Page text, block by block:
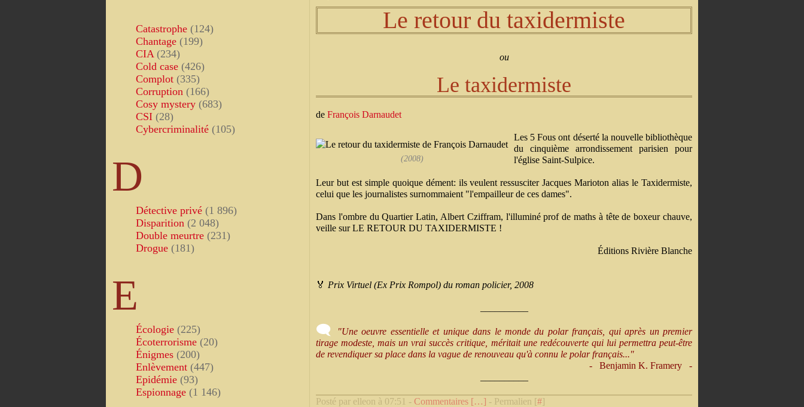
Catastrophe (124)
Chantage (199)
CIA (234)
Cold case (426)
Complot (335)
Corruption (166)
Cosy mystery (683)
CSI (28)
Cybercriminalité (105)
D
Détective privé (1 896)
Disparition (2 048)
Double meurtre (231)
Drogue (181)
E
Écologie (225)
Écoterrorisme (20)
Énigmes (200)
Enlèvement (447)
Epidémie (93)
Espionnage (1 146)
Le retour du taxidermiste
ou
Le taxidermiste
de François Darnaudet
(2008)
Les 5 Fous ont déserté la nouvelle bibliothèque
du cinquième arrondissement parisien pour
l'église Saint-Sulpice.
Leur but est simple quoique dément: ils veulent ressusciter Jacques Marioton alias le Taxidermiste,
celui que les journalistes surnommaient "l'empailleur de ces dames".
Dans l'ombre du Quartier Latin, Albert Cziffram, l'illuminé prof de maths à tête de boxeur chauve,
veille sur LE RETOUR DU TAXIDERMISTE !
Éditions Rivière Blanche
🏅 Prix Virtuel (Ex Prix Rompol) du roman policier, 2008
🗨
"Une oeuvre essentielle et unique dans le monde du polar français, qui après un premier
tirage modeste, mais un vrai succès critique, méritait une redécouverte qui lui permettra peut-être
de revendiquer sa place dans la vague de renouveau qu'à connu le polar français..."
- Benjamin K. Framery -
Posté par elleon à 07:51 - Commentaires […] - Permalien [#]